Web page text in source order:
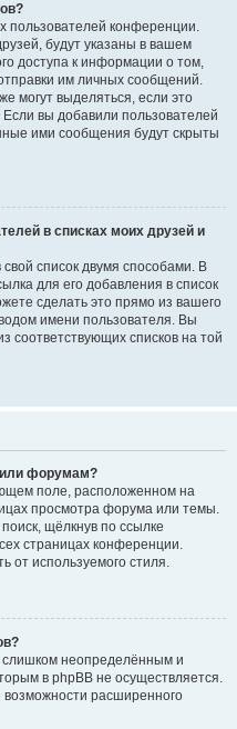
пользователей конференции.
будут указаны в вашем
доступа к информации о том,
им личных сообщений.
могут выделяться, если это
вы добавили пользователей
ими сообщения будут скрыты
в списках моих друзей и
список двумя способами. В
для его добавления в список
сделать это прямо из вашего
имени пользователя. Вы
соответствующих списков на той
или форумам?
поле, расположенном на
просмотра форума или темы.
щёлкнув по ссылке
страницах конференции.
от используемого стиля.
неопределённым и
в phpBB не осуществляется.
возможности расширенного